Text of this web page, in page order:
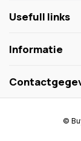
Usefull links
Informatie
©